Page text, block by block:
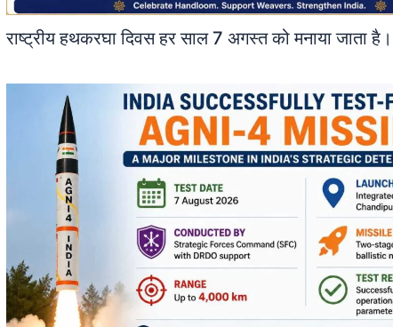
राष्ट्रीय हथकरघा दिवस हर साल 7 अगस्त को मनाया जाता है।